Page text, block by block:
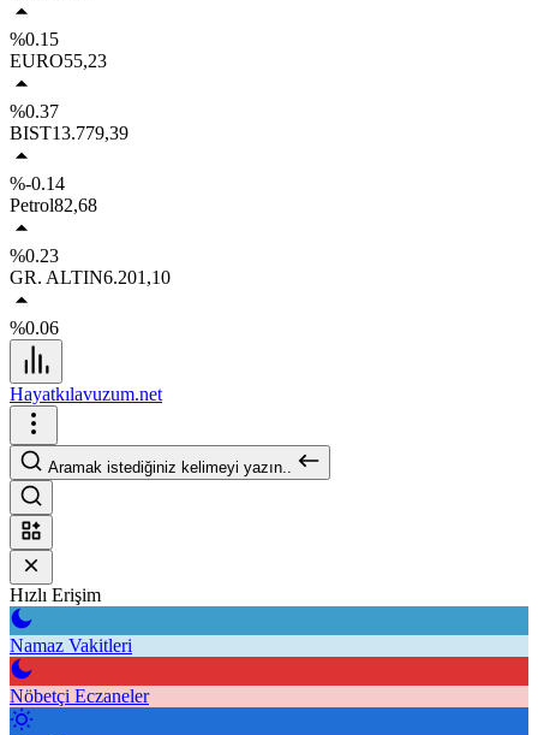
%0.15
EURO55,23
%0.37
BIST13.779,39
%-0.14
Petrol82,68
%0.23
GR. ALTIN6.201,10
%0.06
Hayatkılavuzum.net
Aramak istediğiniz kelimeyi yazın..
Hızlı Erişim
Namaz Vakitleri
Nöbetçi Eczaneler